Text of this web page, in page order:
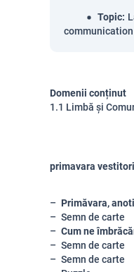
Topic:
communication
Domenii conținut
1.1 Limbă și
primavara
Primăvara,
Semn de carte
Cum ne
Semn de carte
Semn de carte